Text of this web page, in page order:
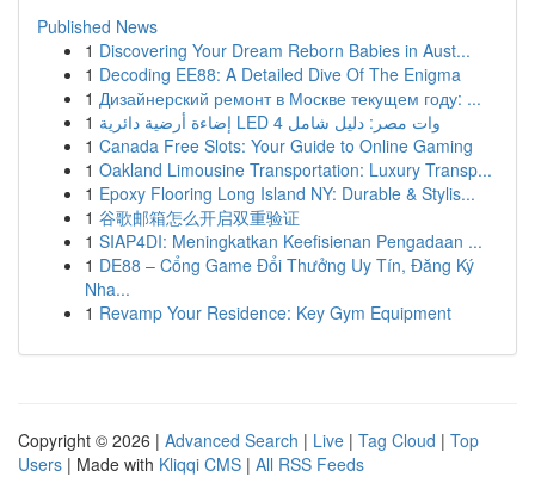
Published News
1 Discovering Your Dream Reborn Babies in Aust...
1 Decoding EE88: A Detailed Dive Of The Enigma
1 Дизайнерский ремонт в Москве текущем году: ...
1
إضاءة أرضية دائرية LED 4 وات مصر: دليل شامل
1 Canada Free Slots: Your Guide to Online Gaming
1 Oakland Limousine Transportation: Luxury Transp...
1 Epoxy Flooring Long Island NY: Durable & Stylis...
1 谷歌邮箱怎么开启双重验证
1 SIAP4DI: Meningkatkan Keefisienan Pengadaan ...
1 DE88 – Cổng Game Đổi Thưởng Uy Tín, Đăng Ký
Nha...
1 Revamp Your Residence: Key Gym Equipment
Copyright © 2026 | Advanced Search | Live | Tag Cloud | Top
Users | Made with Kliqqi CMS | All RSS Feeds